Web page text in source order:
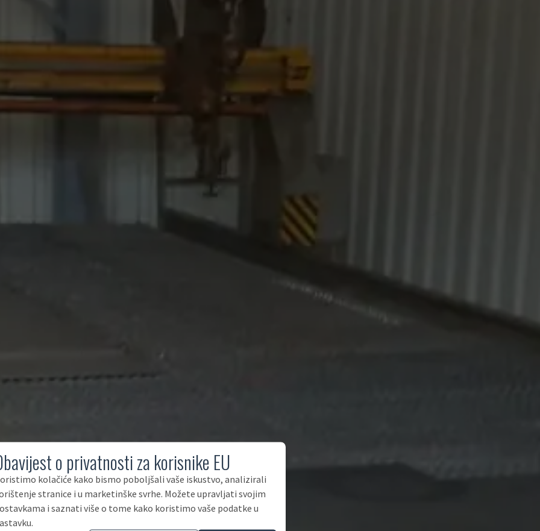
o privatnosti za korisnike EU
kolačiće kako bismo poboljšali vaše iskustvo, analizirali
stranice i u marketinške svrhe. Možete upravljati svojim
i saznati više o tome kako koristimo vaše podatke u